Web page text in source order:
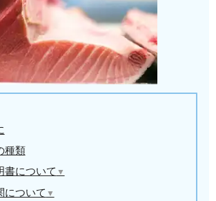
種類
書について ▼
の種類
について ▼